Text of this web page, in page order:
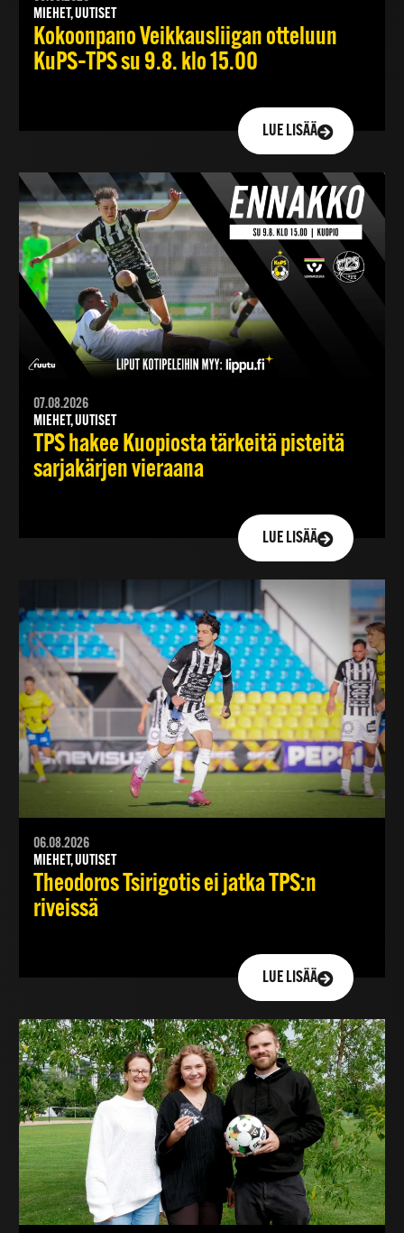
MIEHET, UUTISET
Kokoonpano Veikkausliigan otteluun
KuPS–TPS su 9.8. klo 15.00
LUE LISÄÄ
07.08.2026
MIEHET, UUTISET
TPS hakee Kuopiosta tärkeitä pisteitä
sarjakärjen vieraana
LUE LISÄÄ
06.08.2026
MIEHET, UUTISET
Theodoros Tsirigotis ei jatka TPS:n
riveissä
LUE LISÄÄ